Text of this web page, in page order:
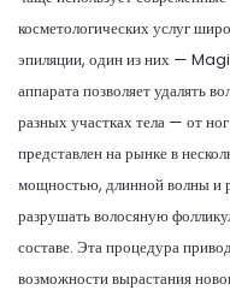
косметологических услуг
эпиляции, один из них —
аппарата позволяет удалять
разных участках тела — от
представлен на рынке в
мощностью, длинной волны и
разрушать волосяную
составе. Эта процедура
возможности вырастания